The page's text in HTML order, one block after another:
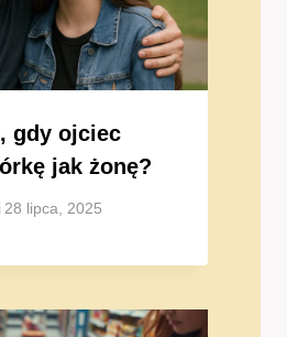
gdy ojciec
jak żonę?
28 lipca, 2025